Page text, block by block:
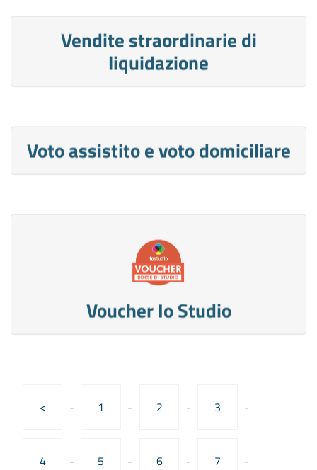
Vendite straordinarie di
liquidazione
Voto assistito e voto domiciliare
Voucher Io Studio
< - 1 - 2 - 3 -
4 - 5 - 6 - 7 -